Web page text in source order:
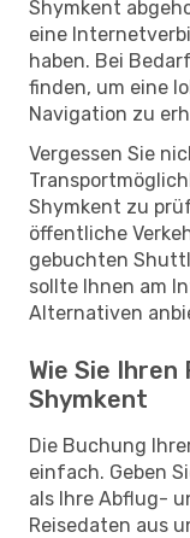
Shymkent
eine
haben. Bei
finden, um eine
Navigation zu
Vergessen Sie
Shymkent zu
öffentliche
gebuchten
sollte Ihnen am
Alternativen
Wie Sie Ihren
Shymkent
Die Buchung
einfach. Geben
als Ihre Abflug-
Reisedaten aus